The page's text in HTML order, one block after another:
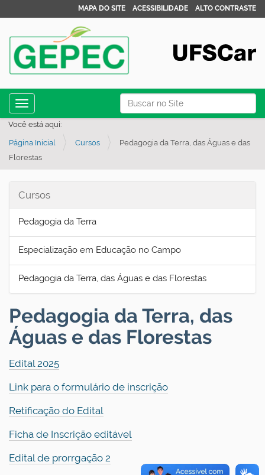
Busca
Busca Avançada…
MAPA DO SITE ACESSIBILIDADE ALTO CONTRASTE
Toggle navigation
Você está aqui:
Página Inicial Cursos
Pedagogia da Terra, das Águas e das
Florestas
Cursos
Pedagogia da Terra
Especialização em Educação no Campo
Pedagogia da Terra, das Águas e das Florestas
Pedagogia da Terra, das
Águas e das Florestas
Edital 2025
Link para o formulário de inscrição
Retificação do Edital
Ficha de Inscrição editável
Edital de prorrgação 2